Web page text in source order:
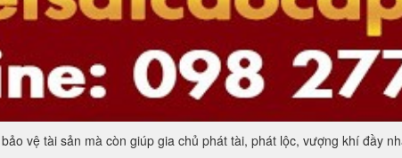
vệ tài sản mà còn giúp gia chủ phát tài, phát lộc, vượng khí đầy